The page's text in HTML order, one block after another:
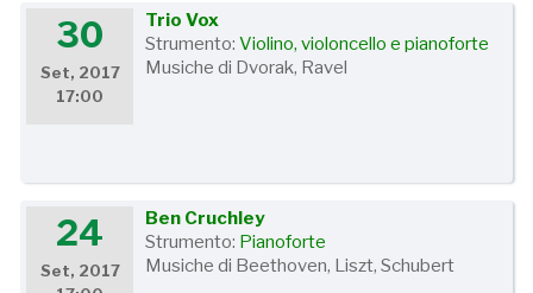
30
Set, 2017
17:00
Trio Vox
Strumento:Violino, violoncello e pianoforte
Musiche di Dvorak, Ravel
24
Set, 2017
Ben Cruchley
Strumento: Pianoforte
Musiche di Beethoven, Liszt, Schubert